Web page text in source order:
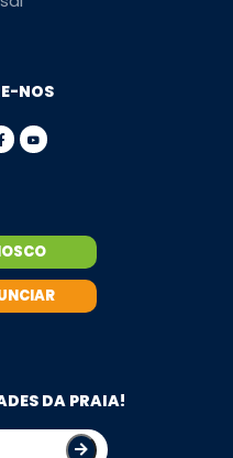
NOS
DA PRAIA!